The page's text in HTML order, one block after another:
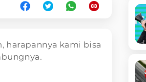
harapannya kami bisa